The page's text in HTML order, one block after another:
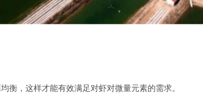
衡，这样才能有效满足对虾对微量元素的需求。